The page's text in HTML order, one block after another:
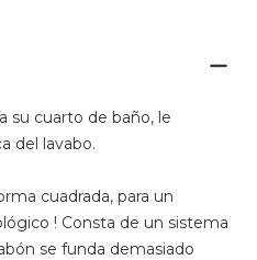
su cuarto de baño, le
del lavabo.
cuadrada, para un
! Consta de un sistema
se funda demasiado